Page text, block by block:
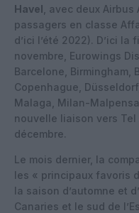
Havel , avec deux
passagers en classe
d’ici l’été 2022). D’ici
novembre, Eurowings
Barcelone, Birmingham,
Copenhague,
Malaga, Milan-
nouvelle liaison vers Tel
décembre.
Le mois dernier, la
les « principaux favoris
la saison d’automne et
Canaries et le sud de